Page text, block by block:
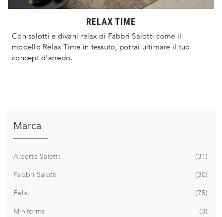
RELAX TIME
Con salotti e divani relax di Fabbri Salotti come il
modello Relax Time in tessuto, potrai ultimare il tuo
concept d'arredo.
Marca
Alberta Salotti
31
Fabbri Salotti
30
Felis
75
Miniforms
3